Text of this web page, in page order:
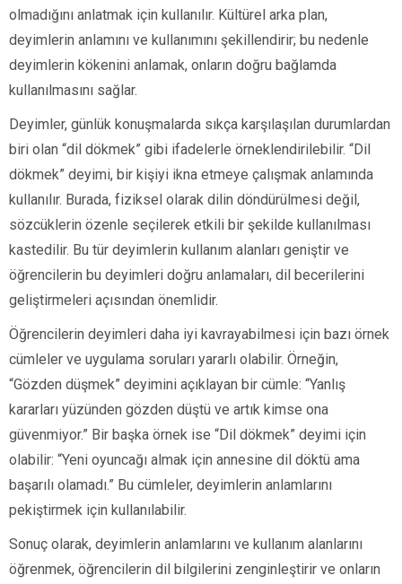
olmadığını anlatmak için kullanılır. Kültürel arka plan,
deyimlerin anlamını ve kullanımını şekillendirir; bu nedenle
deyimlerin kökenini anlamak, onların doğru bağlamda
kullanılmasını sağlar.
Deyimler, günlük konuşmalarda sıkça karşılaşılan durumlardan
biri olan “dil dökmek” gibi ifadelerle örneklendirilebilir. “Dil
dökmek” deyimi, bir kişiyi ikna etmeye çalışmak anlamında
kullanılır. Burada, fiziksel olarak dilin döndürülmesi değil,
sözcüklerin özenle seçilerek etkili bir şekilde kullanılması
kastedilir. Bu tür deyimlerin kullanım alanları geniştir ve
öğrencilerin bu deyimleri doğru anlamaları, dil becerilerini
geliştirmeleri açısından önemlidir.
Öğrencilerin deyimleri daha iyi kavrayabilmesi için bazı örnek
cümleler ve uygulama soruları yararlı olabilir. Örneğin,
“Gözden düşmek” deyimini açıklayan bir cümle: “Yanlış
kararları yüzünden gözden düştü ve artık kimse ona
güvenmiyor.” Bir başka örnek ise “Dil dökmek” deyimi için
olabilir: “Yeni oyuncağı almak için annesine dil döktü ama
başarılı olamadı.” Bu cümleler, deyimlerin anlamlarını
pekiştirmek için kullanılabilir.
Sonuç olarak, deyimlerin anlamlarını ve kullanım alanlarını
öğrenmek, öğrencilerin dil bilgilerini zenginleştirir ve onların